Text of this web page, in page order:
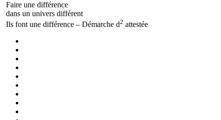
Faire une différence
dans un univers différent
Ils font une différence – Démarche d2 attestée